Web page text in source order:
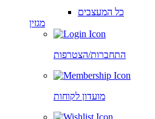
כל המעצבים
מגזין
התחברות/הצטרפות
מועדון לקוחות